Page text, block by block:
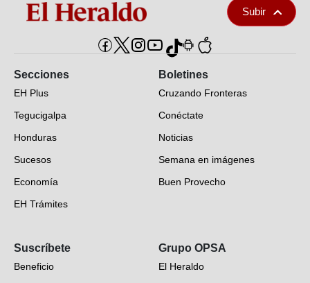
Subir
Secciones
EH Plus
Tegucigalpa
Honduras
Sucesos
Economía
EH Trámites
EH Verifica
Fotogalerías
Boletines
Cruzando Fronteras
Conéctate
Noticias
Semana en imágenes
Buen Provecho
Suscríbete
Beneficio
Grupo OPSA
El Heraldo